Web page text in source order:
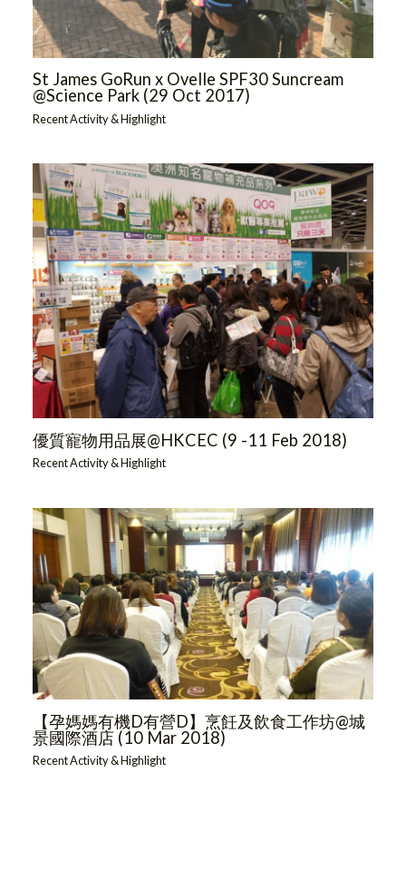
St James GoRun x Ovelle SPF30 Suncream
@Science Park (29 Oct 2017)
Recent Activity & Highlight
優質寵物用品展@HKCEC (9 -11 Feb 2018)
Recent Activity & Highlight
【孕媽媽有機D有營D】烹飪及飲食工作坊@城
景國際酒店 (10 Mar 2018)
Recent Activity & Highlight